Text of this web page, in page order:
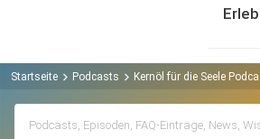
Startseite Podcasts Kernöl für die Seele